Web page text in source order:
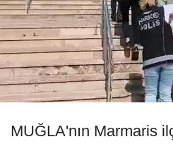
MUĞLA'nın Marmaris